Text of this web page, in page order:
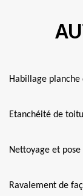
Habillage planche
Etanchéité de
Nettoyage et
Ravalement de